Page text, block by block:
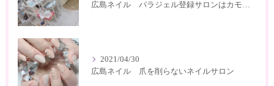
広島ネイル パラジェル登録サロンはカモミール
2021/04/30
広島ネイル 爪を削らないネイルサロン